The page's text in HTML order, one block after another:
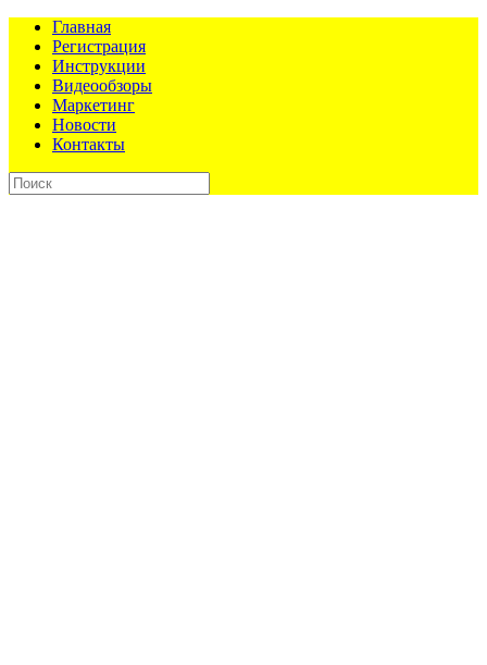
Главная
Регистрация
Инструкции
Видеообзоры
Маркетинг
Новости
Контакты